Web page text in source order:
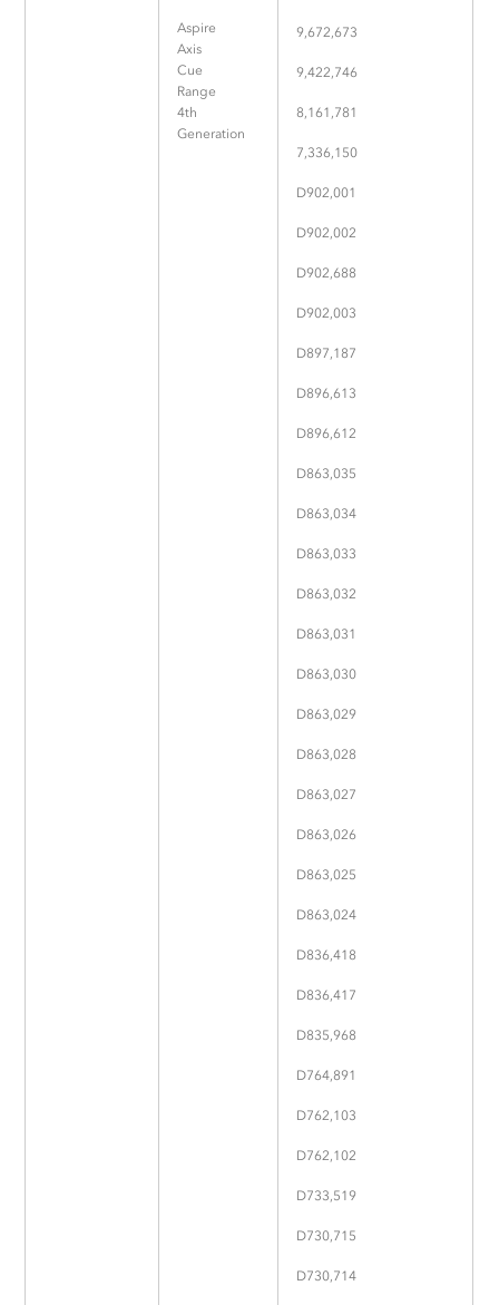
Aspire
Axis
Cue
Range
4th
Generation
9,672,673
9,422,746
8,161,781
7,336,150
D902,001
D902,002
D902,688
D902,003
D897,187
D896,613
D896,612
D863,035
D863,034
D863,033
D863,032
D863,031
D863,030
D863,029
D863,028
D863,027
D863,026
D863,025
D863,024
D836,418
D836,417
D835,968
D764,891
D762,103
D762,102
D733,519
D730,715
D730,714